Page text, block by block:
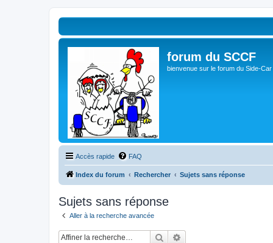
forum du SCCF
bienvenue sur le forum du Side-
Accès rapide FAQ
Index du forum Rechercher Sujets sans réponse
Sujets sans réponse
Aller à la recherche avancée
Rechercher